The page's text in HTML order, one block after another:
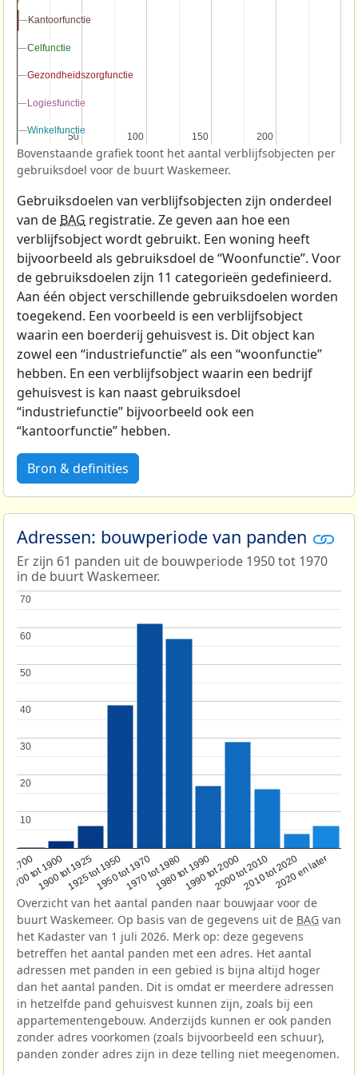
50
50 100
100 150
150 200
200
Kantoorfunctie
Kantoorfunctie
Celfunctie
Celfunctie
Gezondheidszorgfunctie
Gezondheidszorgfunctie
Logiesfunctie
Logiesfunctie
Winkelfunctie
Winkelfunctie
Bovenstaande grafiek toont het aantal verblijfsobjecten per
gebruiksdoel voor de buurt Waskemeer.
Gebruiksdoelen van verblijfsobjecten zijn onderdeel
van de BAG registratie. Ze geven aan hoe een
verblijfsobject wordt gebruikt. Een woning heeft
bijvoorbeeld als gebruiksdoel de “Woonfunctie”. Voor
de gebruiksdoelen zijn 11 categorieën gedefinieerd.
Aan één object verschillende gebruiksdoelen worden
toegekend. Een voorbeeld is een verblijfsobject
waarin een boerderij gehuisvest is. Dit object kan
zowel een “industriefunctie” als een “woonfunctie”
hebben. En een verblijfsobject waarin een bedrijf
gehuisvest is kan naast gebruiksdoel
“industriefunctie” bijvoorbeeld ook een
“kantoorfunctie” hebben.
Bron & definities
Adressen: bouwperiode van panden
Er zijn 61 panden uit de bouwperiode 1950 tot 1970
in de buurt Waskemeer.
1700
1700 tot 1900
1900 tot 19251925 tot 19501950 tot 19701970 tot 19801980 tot 19901990 tot 20002000 tot 20102010 tot 20202020 en later
10
10
20
20
30
30
40
40
50
50
60
60
70
70
Overzicht van het aantal panden naar bouwjaar voor de
buurt Waskemeer. Op basis van de gegevens uit de BAG van
het Kadaster van 1 juli 2026. Merk op: deze gegevens
betreffen het aantal panden met een adres. Het aantal
adressen met panden in een gebied is bijna altijd hoger
dan het aantal panden. Dit is omdat er meerdere adressen
in hetzelfde pand gehuisvest kunnen zijn, zoals bij een
appartementengebouw. Anderzijds kunnen er ook panden
zonder adres voorkomen (zoals bijvoorbeeld een schuur),
panden zonder adres zijn in deze telling niet meegenomen.